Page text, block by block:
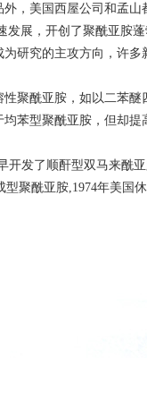
，美国西屋公司和孟山
展，开创了聚酰亚胺蓬
研究的主攻方向，许
聚酰亚胺，如以二苯醚
苯型聚酰亚胺，但却提
开发了顺酐型双马来酰
聚酰亚胺,1974年美国